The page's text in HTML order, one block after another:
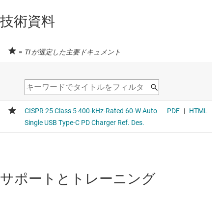
技術資料
= TI が選定した主要ドキュメント
サポートとトレーニング